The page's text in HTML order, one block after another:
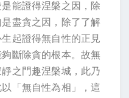
能證得涅槃之因，除
盡貪之因，除了了解
起證得無自性的正見
斷除貪的根本。故無
之門趣涅槃城，此乃
「無自性為相」，這